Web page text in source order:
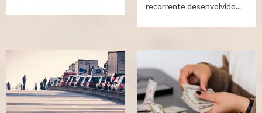
recorrente desenvolvido...